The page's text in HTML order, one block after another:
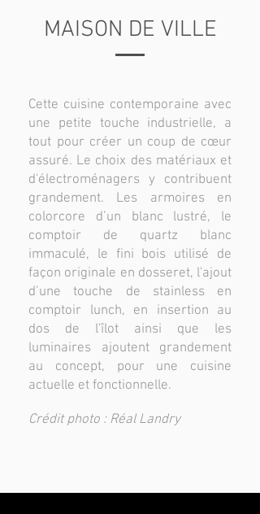
MAISON DE VILLE
Cette cuisine contemporaine avec
une petite touche industrielle, a
tout pour créer un coup de cœur
assuré. Le choix des matériaux et
d'électroménagers y contribuent
grandement. Les armoires en
colorcore d’un blanc lustré, le
comptoir de quartz blanc
immaculé, le fini bois utilisé de
façon originale en dosseret, l'ajout
d’une touche de stainless en
comptoir lunch, en insertion au
dos de l'îlot ainsi que les
luminaires ajoutent grandement
au concept, pour une cuisine
actuelle et fonctionnelle.
Crédit photo : Réal Landry